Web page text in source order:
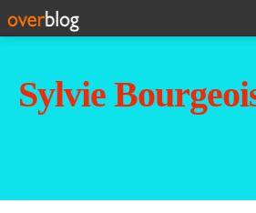
Sylvie